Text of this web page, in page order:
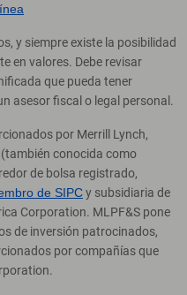
y siempre existe la posibilidad
en valores. Debe revisar
que pueda tener
asesor fiscal o legal personal.
por Merrill Lynch,
conocida como
de bolsa registrado,
de SIPCy subsidiaria de
Corporation. MLPF&S pone
de inversión patrocinados,
por compañías que